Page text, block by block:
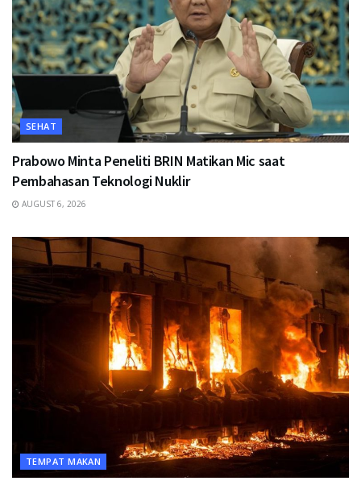
SEHAT
Prabowo Minta Peneliti BRIN Matikan Mic saat
Pembahasan Teknologi Nuklir
AUGUST 6, 2026
TEMPAT MAKAN